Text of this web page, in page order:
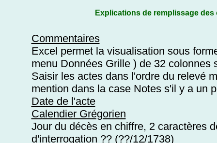
Explications de remplissage
Commentaires
Excel permet la visualisation sous
menu Données Grille ) de 32 colonnes
Saisir les actes dans l'ordre du relevé
mention dans la case Notes s'il y a un
Date de l'acte
Calendier Grégorien
Jour du décès en chiffre, 2 caractères
d'interrogation ?? (??/12/1738)